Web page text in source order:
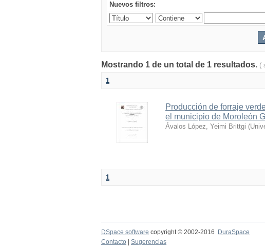
Nuevos filtros:
Mostrando 1 de un total de 1 resultados. (
1
Producción de forraje
el municipio de Moroleón
Ávalos López, Yeimi Brittgi (
1
DSpace software copyright © 2002-2016 DuraSpace
Contacto
Sugerencias